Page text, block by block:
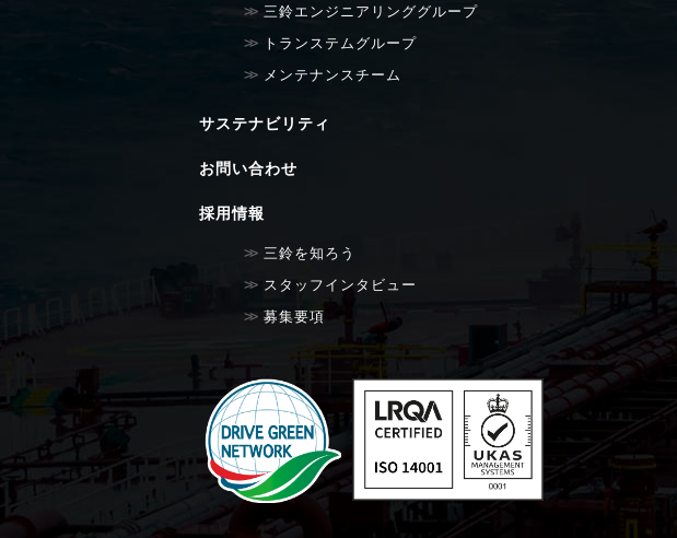
三鈴エンジニアリンググループ
トランステムグループ
メンテナンスチーム
サステナビリティ
お問い合わせ
採用情報
三鈴を知ろう
スタッフインタビュー
募集要項